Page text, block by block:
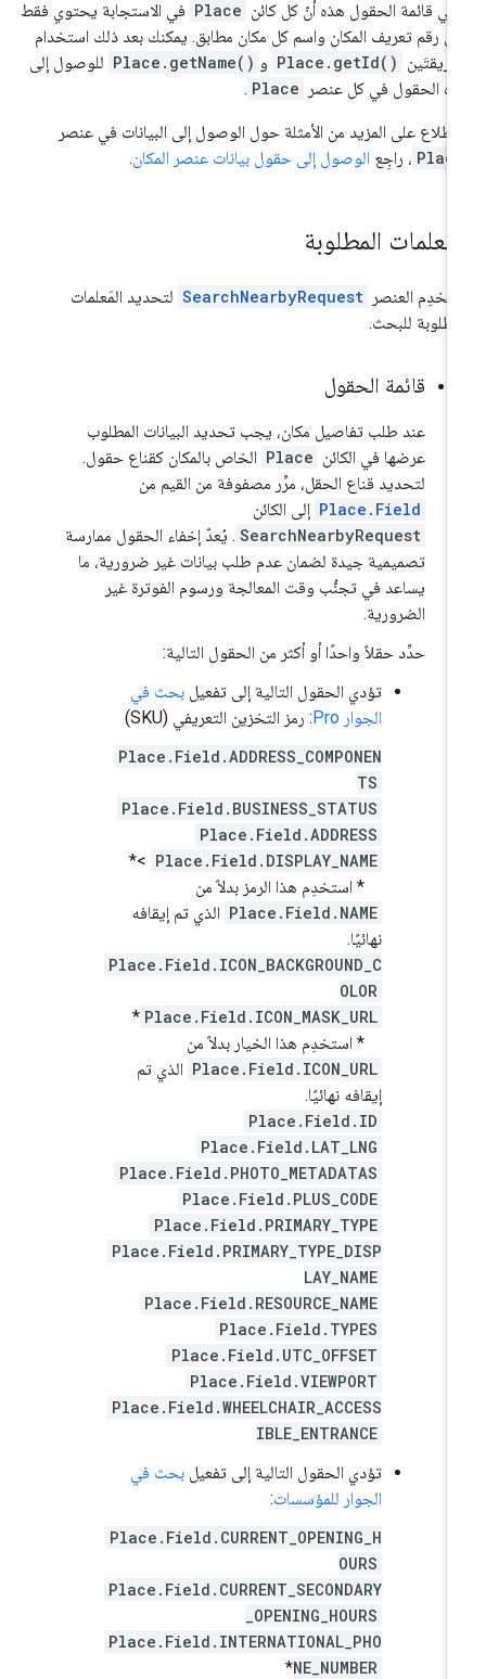
قائمة الحقول هذه أنّ كل كائن Place في الاستجابة يحتوي فقط
رقم تعريف المكان واسم كل مكان مطابق. يمكنك بعد ذلك استخدام
Place.getId() و Place.getName() للوصول إلى
الحقول في كل عنصر Place
.
على المزيد من الأمثلة حول الوصول إلى البيانات في عنصر
، راجِع الوصول إلى حقول بيانات عنصر المكان.
المطلوبة
العنصر SearchNearbyRequest لتحديد المَعلمات
للبحث.
قائمة الحقول
عند طلب تفاصيل مكان، يجب تحديد البيانات المطلوب
عرضها في الكائن Place الخاص بالمكان كقناع حقول.
لتحديد قناع الحقل، مرِّر مصفوفة من القيم من
Place.Field إلى الكائن
SearchNearbyRequest . يُعدّ إخفاء الحقول ممارسة
تصميمية جيدة لضمان عدم طلب بيانات غير ضرورية، ما
يساعد في تجنُّب وقت المعالجة ورسوم الفوترة غير
الضرورية.
حدِّد حقلاً واحدًا أو أكثر من الحقول التالية:
تؤدي الحقول التالية إلى تفعيلبحث في
الجوار Pro
: رمز التخزين التعريفي (SKU)
Place.Field.ADDRESS_COMPONEN
Place.Field.BUSINESS_STATUS
Place.Field.ADDRESS
Place.Field.DISPLAY_NAME
>*
* استخدِم هذا الرمز بدلاً من
Place.Field.NAME الذي تم إيقافه
نهائيًا.
Place.Field.ICON_BACKGROUND_C
OLOR
Place.Field.ICON_MASK_URL
*
* استخدِم هذا الخيار بدلاً من
Place.Field.ICON_URL الذي تم
إيقافه نهائيًا.
Place.Field.ID
Place.Field.LAT_LNG
Place.Field.PHOTO_METADATAS
Place.Field.PLUS_CODE
Place.Field.PRIMARY_TYPE
Place.Field.PRIMARY_TYPE_DISP
LAY_NAME
Place.Field.RESOURCE_NAME
Place.Field.TYPES
Place.Field.UTC_OFFSET
Place.Field.VIEWPORT
Place.Field.WHEELCHAIR_ACCESS
IBLE_ENTRANCE
تؤدي الحقول التالية إلى تفعيلبحث في
الجوار للمؤسسات:
Place.Field.CURRENT_OPENING_H
OURS
Place.Field.CURRENT_SECONDARY
_OPENING_HOURS
Place.Field.INTERNATIONAL_PHO
NE_NUMBER